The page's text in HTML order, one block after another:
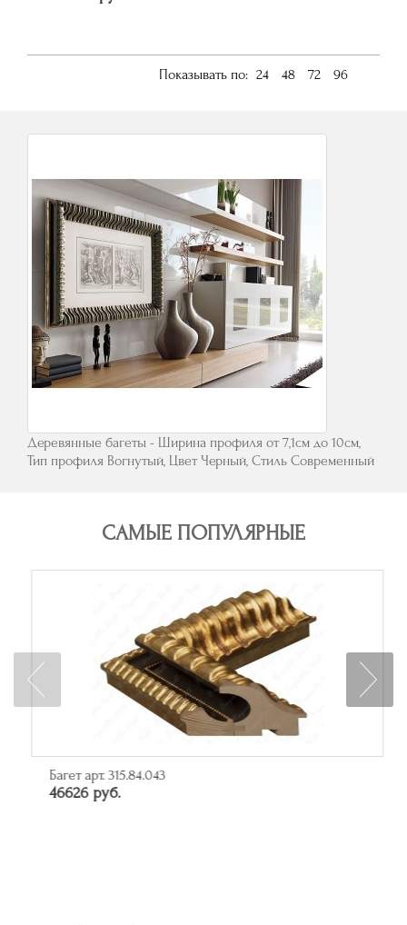
Показывать по: 24 48 72 96
Деревянные багеты - Ширина профиля от 7,1см до 10см,
Тип профиля Вогнутый, Цвет Черный, Стиль Современный
САМЫЕ ПОПУЛЯРНЫЕ
Багет арт. 315.84.043
46626 руб.